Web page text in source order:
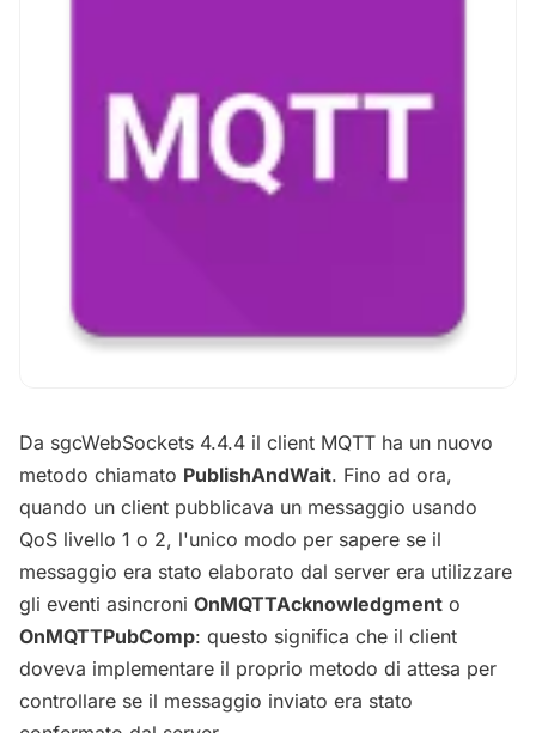
Da sgcWebSockets 4.4.4 il client MQTT ha un nuovo
metodo chiamato PublishAndWait. Fino ad ora,
quando un client pubblicava un messaggio usando
QoS livello 1 o 2, l'unico modo per sapere se il
messaggio era stato elaborato dal server era utilizzare
gli eventi asincroni OnMQTTAcknowledgment o
OnMQTTPubComp: questo significa che il client
doveva implementare il proprio metodo di attesa per
controllare se il messaggio inviato era stato